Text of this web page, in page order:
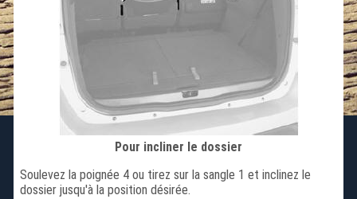
Pour incliner le dossier
Soulevez la poignée 4 ou tirez sur la sangle 1 et inclinez le
dossier jusqu'à la position désirée.